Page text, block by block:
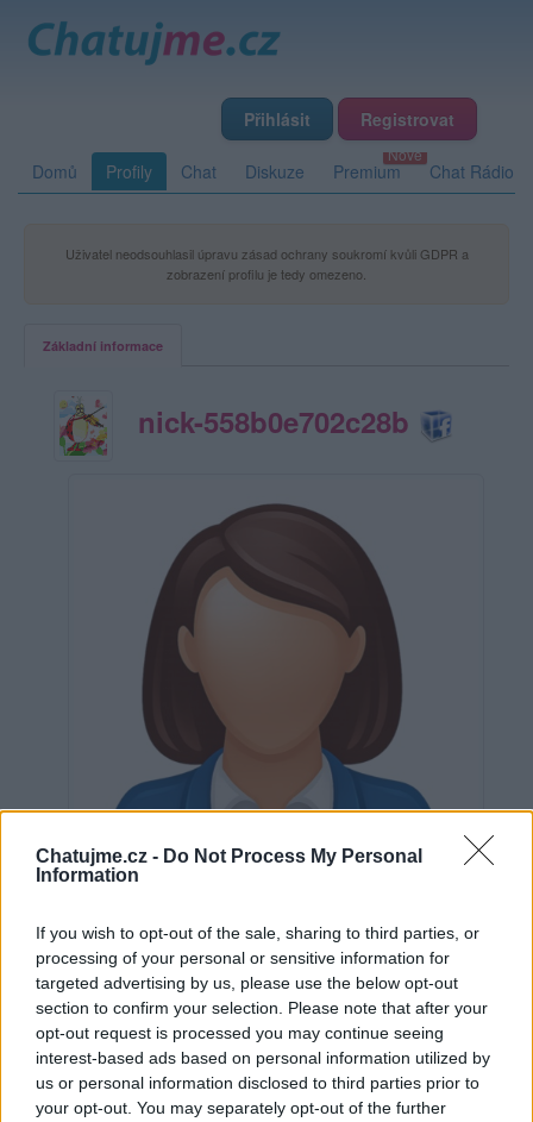
Chatujme.cz - Do Not Process My Personal
Information
If you wish to opt-out of the sale, sharing to third parties, or
processing of your personal or sensitive information for
targeted advertising by us, please use the below opt-out
section to confirm your selection. Please note that after your
opt-out request is processed you may continue seeing
interest-based ads based on personal information utilized by
us or personal information disclosed to third parties prior to
your opt-out. You may separately opt-out of the further
Přihlásit Registrovat
Domů Profily Chat Diskuze Premium Chat Rádio
Uživatel neodsouhlasil úpravu zásad ochrany soukromí kvůli GDPR a
zobrazení profilu je tedy omezeno.
Základní informace
nick-558b0e702c28b
Neověřeno
0 uživatelům se líbí